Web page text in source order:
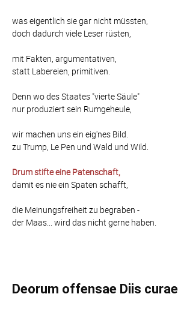
was eigentlich sie gar nicht müssten,
doch dadurch viele Leser rüsten,
mit Fakten, argumentativen,
statt Labereien, primitiven.
Denn wo des Staates "vierte Säule"
nur produziert sein Rumgeheule,
wir machen uns ein eig'nes Bild.
zu Trump, Le Pen und Wald und Wild.
Drum stifte eine Patenschaft,
damit es nie ein Spaten schafft,
die Meinungsfreiheit zu begraben -
der Maas... wird das nicht gerne haben.
Deorum offensae Diis curae